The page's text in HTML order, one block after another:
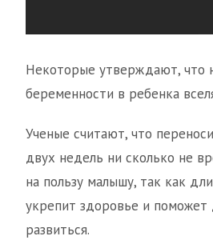
Некоторые утверждают, что
беременности в ребенка
Ученые считают, что
двух недель ни сколько не
на пользу малышу, так как
укрепит здоровье и поможет
развиться.